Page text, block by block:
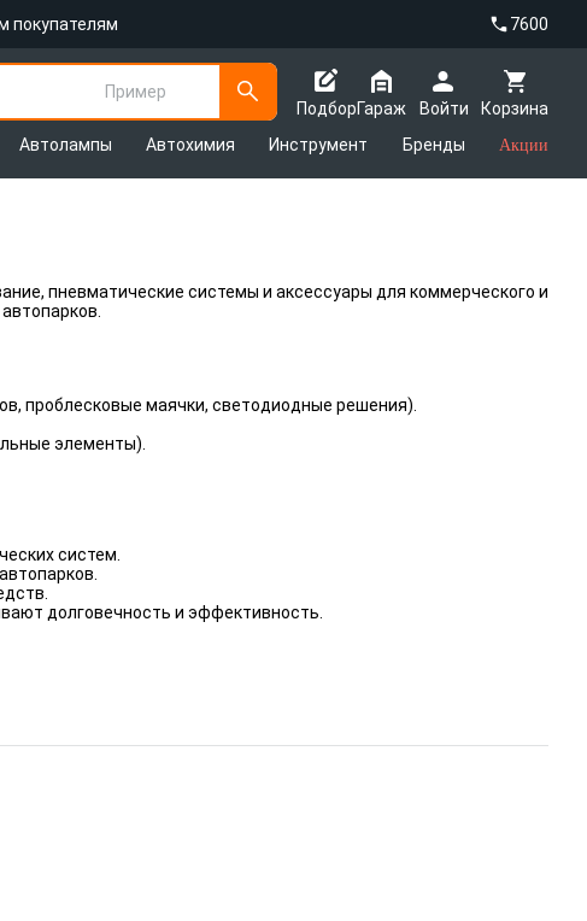
покупателям 7600
Пример
Подбор
Корзина
Гараж
Войти
Автолампы Автохимия Инструмент Бренды Акции
пневматические системы и аксессуары для коммерческого и
проблесковые маячки, светодиодные решения).
элементы).
систем.
долговечность и эффективность.